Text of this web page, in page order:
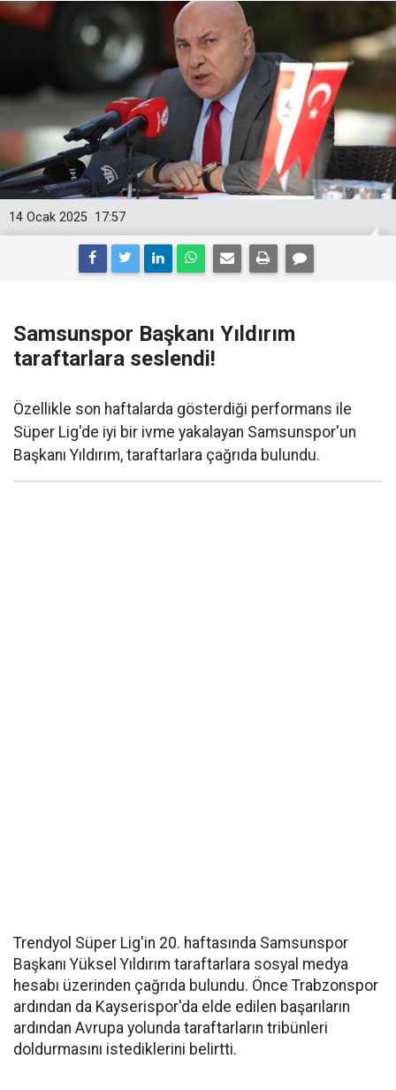
17:57
14 Ocak 2025
Samsunspor Başkanı Yıldırım
taraftarlara seslendi!
Özellikle son haftalarda gösterdiği performans ile
Süper Lig'de iyi bir ivme yakalayan Samsunspor'un
Başkanı Yıldırım, taraftarlara çağrıda bulundu.
Trendyol Süper Lig'in 20. haftasında Samsunspor
Başkanı Yüksel Yıldırım taraftarlara sosyal medya
hesabı üzerinden çağrıda bulundu. Önce Trabzonspor
ardından da Kayserispor'da elde edilen başarıların
ardından Avrupa yolunda taraftarların tribünleri
doldurmasını istediklerini belirtti.